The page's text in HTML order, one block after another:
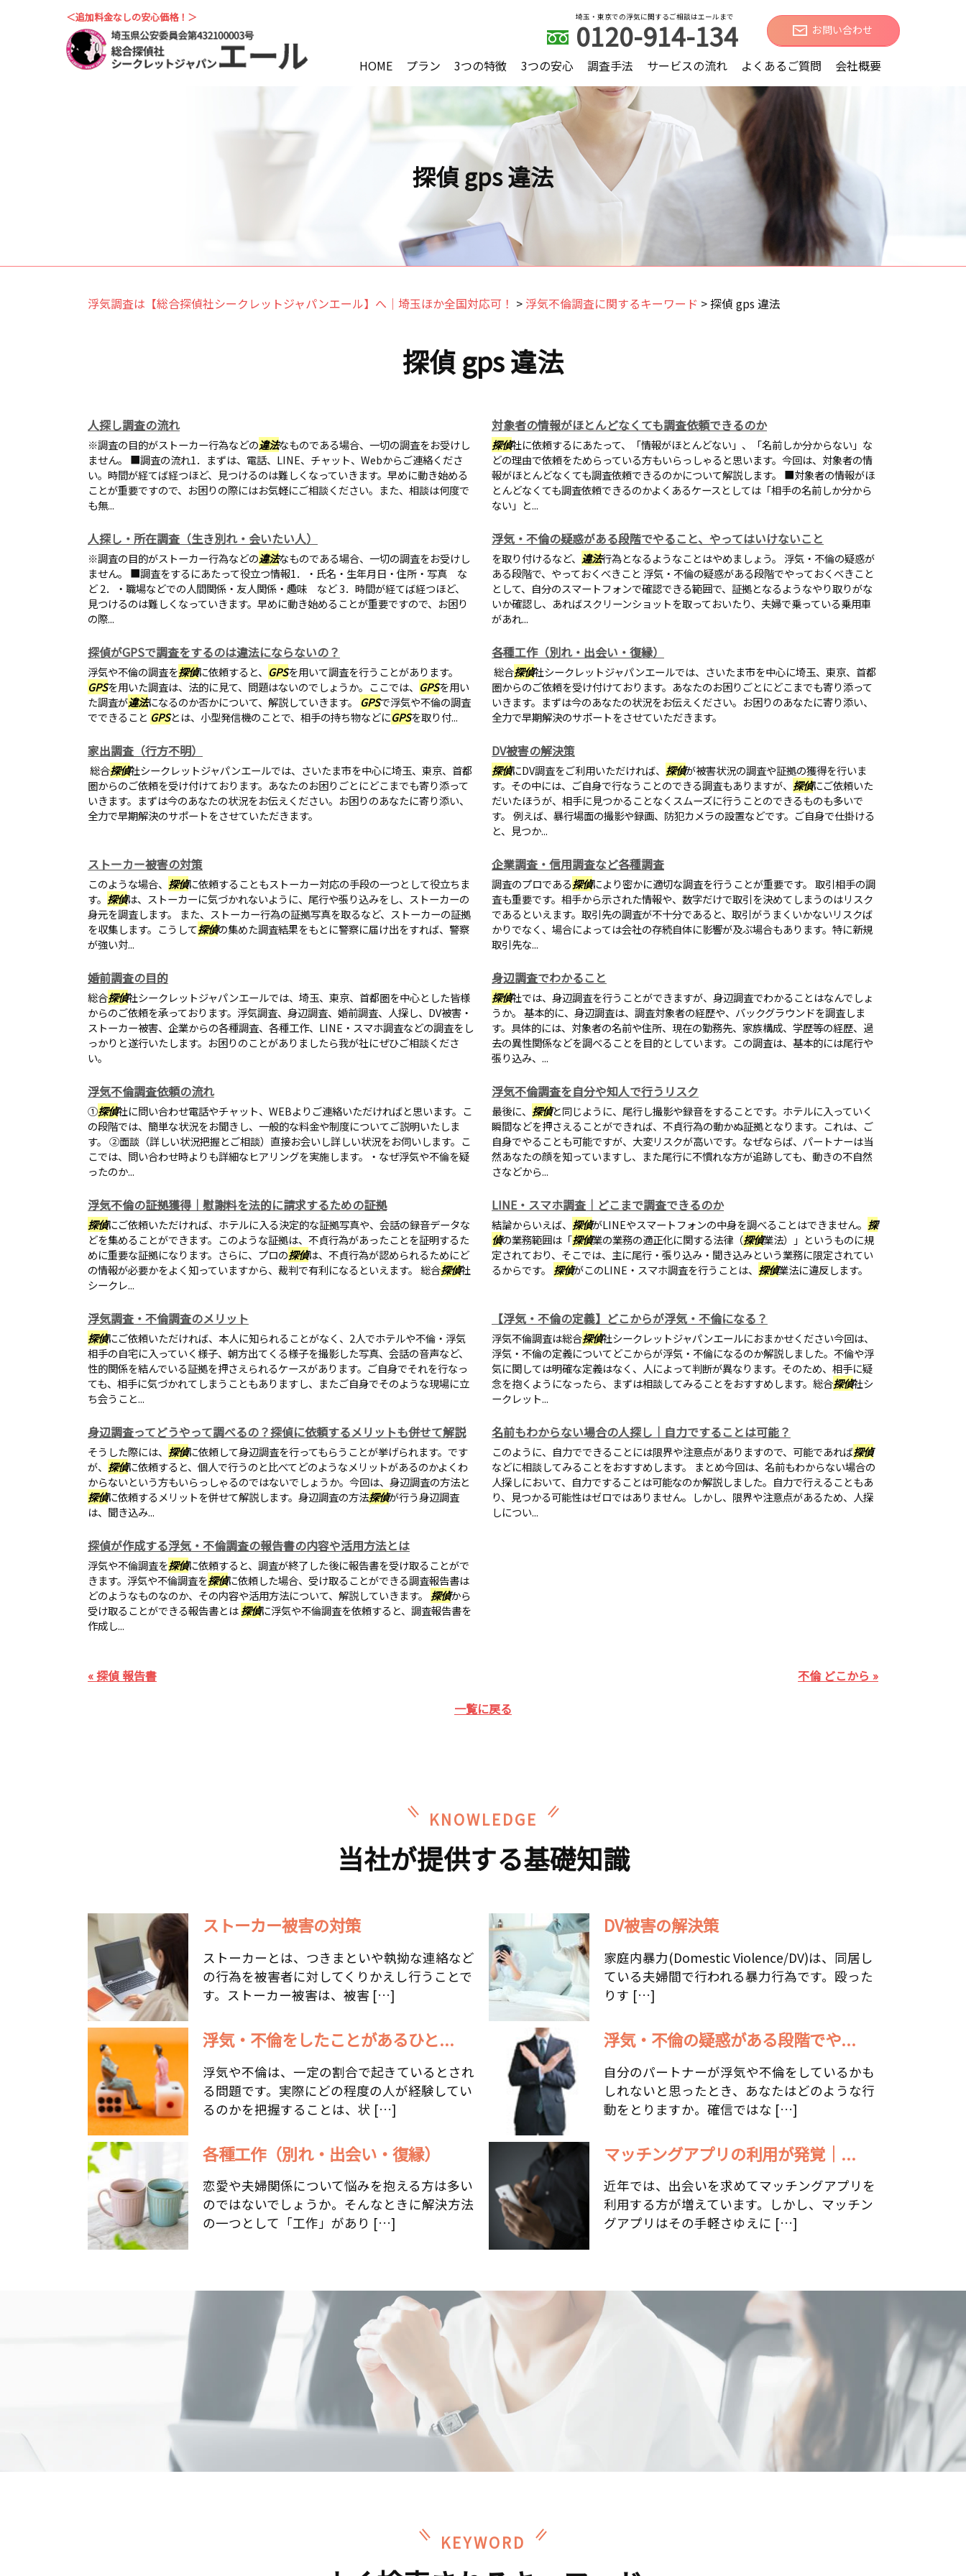
探偵 gps 違法
＜追加料金なしの安心価格！＞ 埼玉・東京での浮気に関するご相談はエールまで
0120-914-134 お問い合わせ
HOME プラン 3つの特徴 3つの安心 調査手法 サービスの流れ よくあるご質問 会社概要
浮気調査は【総合探偵社シークレットジャパンエール】へ｜埼玉ほか全国対応可！ > 浮気不倫調査に関するキーワード >探偵 gps 違法
探偵 gps 違法
人探し調査の流れ
※調査の目的がストーカー行為などの違法なものである場合、一切の調査をお受けし
ません。 ■調査の流れ1．まずは、電話、LINE、チャット、Webからご連絡くださ
い。時間が経てば経つほど、見つけるのは難しくなっていきます。早めに動き始める
ことが重要ですので、お困りの際にはお気軽にご相談ください。また、相談は何度で
も無...
対象者の情報がほとんどなくても調査依頼できるのか
探偵社に依頼するにあたって、「情報がほとんどない」、「名前しか分からない」な
どの理由で依頼をためらっている方もいらっしゃると思います。今回は、対象者の情
報がほとんどなくても調査依頼できるのかについて解説します。 ■対象者の情報がほ
とんどなくても調査依頼できるのかよくあるケースとしては「相手の名前しか分から
ない」と...
人探し・所在調査（生き別れ・会いたい人）
※調査の目的がストーカー行為などの違法なものである場合、一切の調査をお受けし
ません。 ■調査をするにあたって役立つ情報1．・氏名・生年月日・住所・写真 な
ど 2．・職場などでの人間関係・友人関係・趣味 など 3．時間が経てば経つほど、
見つけるのは難しくなっていきます。早めに動き始めることが重要ですので、お困り
の際...
浮気・不倫の疑惑がある段階でやること、やってはいけないこと
を取り付けるなど、 違法行為となるようなことはやめましょう。 浮気・不倫の疑惑が
ある段階で、やっておくべきこと 浮気・不倫の疑惑がある段階でやっておくべきこと
として、自分のスマートフォンで確認できる範囲で、証拠となるようなやり取りがな
いか確認し、あればスクリーンショットを取っておいたり、夫婦で乗っている乗用車
があれ...
探偵がGPSで調査をするのは違法にならないの？
浮気や不倫の調査を探偵に依頼すると、 GPSを用いて調査を行うことがあります。
GPSを用いた調査は、法的に見て、問題はないのでしょうか。ここでは、 GPSを用い
た調査が違法になるのか否かについて、解説していきます。 GPSで浮気や不倫の調査
でできること GPSとは、小型発信機のことで、相手の持ち物などにGPSを取り付...
各種工作（別れ・出会い・復縁）
総合探偵社シークレットジャパンエールでは、さいたま市を中心に埼玉、東京、首都
圏からのご依頼を受け付けております。あなたのお困りごとにどこまでも寄り添って
いきます。まずは今のあなたの状況をお伝えください。お困りのあなたに寄り添い、
全力で早期解決のサポートをさせていただきます。
家出調査（行方不明）
総合探偵社シークレットジャパンエールでは、さいたま市を中心に埼玉、東京、首都
圏からのご依頼を受け付けております。あなたのお困りごとにどこまでも寄り添って
いきます。まずは今のあなたの状況をお伝えください。お困りのあなたに寄り添い、
全力で早期解決のサポートをさせていただきます。
DV被害の解決策
探偵にDV調査をご利用いただければ、 探偵が被害状況の調査や証拠の獲得を行いま
す。その中には、ご自身で行なうことのできる調査もありますが、 探偵にご依頼いた
だいたほうが、相手に見つかることなくスムーズに行うことのできるものも多いで
す。 例えば、暴行場面の撮影や録画、防犯カメラの設置などです。ご自身で仕掛ける
と、見つか...
ストーカー被害の対策
このような場合、 探偵に依頼することもストーカー対応の手段の一つとして役立ちま
す。 探偵は、ストーカーに気づかれないように、尾行や張り込みをし、ストーカーの
身元を調査します。 また、ストーカー行為の証拠写真を取るなど、ストーカーの証拠
を収集します。こうして探偵の集めた調査結果をもとに警察に届け出をすれば、警察
が強い対...
企業調査・信用調査など各種調査
調査のプロである探偵により密かに適切な調査を行うことが重要です。 取引相手の調
査も重要です。相手から示された情報や、数字だけで取引を決めてしまうのはリスク
であるといえます。取引先の調査が不十分であると、取引がうまくいかないリスクば
かりでなく、場合によっては会社の存続自体に影響が及ぶ場合もあります。特に新規
取引先な...
婚前調査の目的
総合探偵社シークレットジャパンエールでは、埼玉、東京、首都圏を中心とした皆様
からのご依頼を承っております。浮気調査、身辺調査、婚前調査、人探し、DV被害・
ストーカー被害、企業からの各種調査、各種工作、LINE・スマホ調査などの調査をし
っかりと遂行いたします。お困りのことがありましたら我が社にぜひご相談くださ
い。
身辺調査でわかること
探偵社では、身辺調査を行うことができますが、身辺調査でわかることはなんでしょ
うか。 基本的に、身辺調査は、調査対象者の経歴や、バックグラウンドを調査しま
す。具体的には、対象者の名前や住所、現在の勤務先、家族構成、学歴等の経歴、過
去の異性関係などを調べることを目的としています。この調査は、基本的には尾行や
張り込み、...
浮気不倫調査依頼の流れ
①探偵社に問い合わせ電話やチャット、WEBよりご連絡いただければと思います。こ
の段階では、簡単な状況をお聞きし、一般的な料金や制度についてご説明いたしま
す。 ②面談（詳しい状況把握とご相談）直接お会いし詳しい状況をお伺いします。こ
こでは、問い合わせ時よりも詳細なヒアリングを実施します。・なぜ浮気や不倫を疑
ったのか...
浮気不倫調査を自分や知人で行うリスク
最後に、 探偵と同じように、尾行し撮影や録音をすることです。ホテルに入っていく
瞬間などを押さえることができれば、不貞行為の動かぬ証拠となります。これは、ご
自身でやることも可能ですが、大変リスクが高いです。なぜならば、パートナーは当
然あなたの顔を知っていますし、また尾行に不慣れな方が追跡しても、動きの不自然
さなどから...
浮気不倫の証拠獲得｜慰謝料を法的に請求するための証拠
探偵にご依頼いただければ、ホテルに入る決定的な証拠写真や、会話の録音データな
どを集めることができます。このような証拠は、不貞行為があったことを証明するた
めに重要な証拠になります。さらに、プロの探偵は、不貞行為が認められるためにど
の情報が必要かをよく知っていますから、裁判で有利になるといえます。 総合探偵社
シークレ...
LINE・スマホ調査｜どこまで調査できるのか
結論からいえば、 探偵がLINEやスマートフォンの中身を調べることはできません。 探
偵の業務範囲は「探偵業の業務の適正化に関する法律（探偵業法）」というものに規
定されており、そこでは、主に尾行・張り込み・聞き込みという業務に限定されてい
るからです。 探偵がこのLINE・スマホ調査を行うことは、 探偵業法に違反します。
浮気調査・不倫調査のメリット
探偵にご依頼いただければ、本人に知られることがなく、2人でホテルや不倫・浮気
相手の自宅に入っていく様子、朝方出てくる様子を撮影した写真、会話の音声など、
性的関係を結んでいる証拠を押さえられるケースがあります。ご自身でそれを行なっ
ても、相手に気づかれてしまうこともありますし、またご自身でそのような現場に立
ち会うこと...
【浮気・不倫の定義】どこからが浮気・不倫になる？
浮気不倫調査は総合探偵社シークレットジャパンエールにおまかせください今回は、
浮気・不倫の定義についてどこからが浮気・不倫になるのか解説しました。不倫や浮
気に関しては明確な定義はなく、人によって判断が異なります。そのため、相手に疑
念を抱くようになったら、まずは相談してみることをおすすめします。総合探偵社シ
ークレット...
身辺調査ってどうやって調べるの？探偵に依頼するメリットも併せて解説
そうした際には、 探偵に依頼して身辺調査を行ってもらうことが挙げられます。です
が、 探偵に依頼すると、個人で行うのと比べてどのようなメリットがあるのかよくわ
からないという方もいらっしゃるのではないでしょうか。今回は、身辺調査の方法と
探偵に依頼するメリットを併せて解説します。身辺調査の方法探偵が行う身辺調査
は、聞き込み...
名前もわからない場合の人探し｜自力ですることは可能？
このように、自力でできることには限界や注意点がありますので、可能であれば探偵
などに相談してみることをおすすめします。 まとめ今回は、名前もわからない場合の
人探しにおいて、自力ですることは可能なのか解説しました。自力で行えることもあ
り、見つかる可能性はゼロではありません。しかし、限界や注意点があるため、人探
しについ...
探偵が作成する浮気・不倫調査の報告書の内容や活用方法とは
浮気や不倫調査を探偵に依頼すると、調査が終了した後に報告書を受け取ることがで
きます。浮気や不倫調査を探偵に依頼した場合、受け取ることができる調査報告書は
どのようなものなのか、その内容や活用方法について、解説していきます。 探偵から
受け取ることができる報告書とは探偵に浮気や不倫調査を依頼すると、調査報告書を
作成し...
« 探偵 報告書
不倫 どこから »
一覧に戻る
KNOWLEDGE
当社が提供する基礎知識
ストーカー被害の対策
ストーカーとは、つきまといや執拗な連絡など
の行為を被害者に対してくりかえし行うことで
す。ストーカー被害は、被害 […]
DV被害の解決策
家庭内暴力(Domestic Violence/DV)は、同居し
ている夫婦間で行われる暴力行為です。殴った
りす […]
浮気・不倫をしたことがあるひと...
浮気や不倫は、一定の割合で起きているとされ
る問題です。実際にどの程度の人が経験してい
るのかを把握することは、状 […]
浮気・不倫の疑惑がある段階でや...
自分のパートナーが浮気や不倫をしているかも
しれないと思ったとき、あなたはどのような行
動をとりますか。確信ではな […]
各種工作（別れ・出会い・復縁）
恋愛や夫婦関係について悩みを抱える方は多い
のではないでしょうか。そんなときに解決方法
の一つとして「工作」があり […]
マッチングアプリの利用が発覚｜...
近年では、出会いを求めてマッチングアプリを
利用する方が増えています。しかし、マッチン
グアプリはその手軽さゆえに […]
KEYWORD